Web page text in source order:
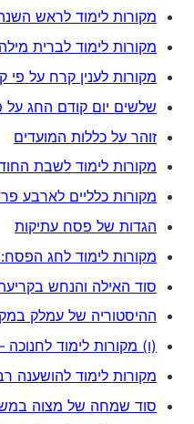
מקורות לימוד לראש
מקורות לימוד לברית מילה
מקורות לענין קרח על פי
שלשים יום קודם החג על
זוהר על כללות המועדים
מקורות לימוד לשבת
מקורות כלליים לארבע
הגדות של פסח עתיקות
מקורות לימוד לחג
סוד האילה והנחש
ההיסטוריה של עמלק
(ו) מקורות לימוד לחנוכה
מקורות לימוד להושענה
סוד שמחה של מצוה